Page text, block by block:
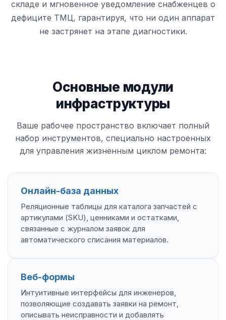
складе и мгновенное уведомление снабженцев о
дефиците ТМЦ, гарантируя, что ни один аппарат
не застрянет на этапе диагностики.
Основные модули
инфраструктуры
Ваше рабочее пространство включает полный
набор инструментов, специально настроенных
для управления жизненным циклом ремонта:
Онлайн-база данных
Реляционные таблицы для каталога запчастей с
артикулами (SKU), ценниками и остатками,
связанные с журналом заявок для
автоматического списания материалов.
Веб-формы
Интуитивные интерфейсы для инженеров,
позволяющие создавать заявки на ремонт,
описывать неисправности и добавлять